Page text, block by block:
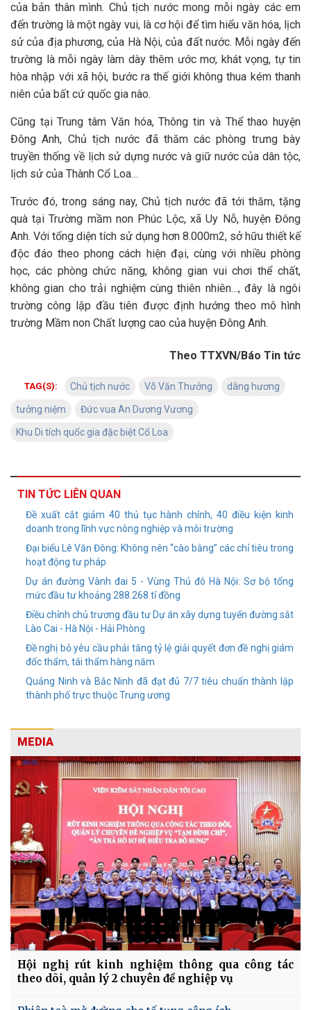
của bản thân mình. Chủ tịch nước mong mỗi ngày các em
đến trường là một ngày vui, là cơ hội để tìm hiểu văn hóa, lịch
sử của địa phương, của Hà Nội, của đất nước. Mỗi ngày đến
trường là mỗi ngày làm dày thêm ước mơ, khát vọng, tự tin
hòa nhập với xã hội, bước ra thế giới không thua kém thanh
niên của bất cứ quốc gia nào.
Cũng tại Trung tâm Văn hóa, Thông tin và Thể thao huyện
Đông Anh, Chủ tịch nước đã thăm các phòng trưng bày
truyền thống về lịch sử dựng nước và giữ nước của dân tộc,
lịch sử của Thành Cổ Loa…
Trước đó, trong sáng nay, Chủ tịch nước đã tới thăm, tặng
quà tại Trường mầm non Phúc Lộc, xã Uy Nỗ, huyện Đông
Anh. Với tổng diện tích sử dụng hơn 8.000m2, sở hữu thiết kế
độc đáo theo phong cách hiện đại, cùng với nhiều phòng
học, các phòng chức năng, không gian vui chơi thể chất,
không gian cho trải nghiệm cùng thiên nhiên…, đây là ngôi
trường công lập đầu tiên được định hướng theo mô hình
trường Mầm non Chất lượng cao của huyện Đông Anh.
Theo TTXVN/Báo Tin tức
TAG(S): Chủ tịch nước Võ Văn Thưởng dâng hương
tưởng niệm Đức vua An Dương Vương
Khu Di tích quốc gia đặc biệt Cổ Loa
TIN TỨC LIÊN QUAN
Đề xuất cắt giảm 40 thủ tục hành chính, 40 điều kiện kinh
doanh trong lĩnh vực nông nghiệp và môi trường
Đại biểu Lê Văn Đông: Không nên “cào bằng” các chỉ tiêu trong
hoạt động tư pháp
Dự án đường Vành đai 5 - Vùng Thủ đô Hà Nội: Sơ bộ tổng
mức đầu tư khoảng 288.268 tỉ đồng
Điều chỉnh chủ trương đầu tư Dự án xây dựng tuyến đường sắt
Lào Cai - Hà Nội - Hải Phòng
Đề nghị bỏ yêu cầu phải tăng tỷ lệ giải quyết đơn đề nghị giám
đốc thẩm, tái thẩm hàng năm
Quảng Ninh và Bắc Ninh đã đạt đủ 7/7 tiêu chuẩn thành lập
thành phố trực thuộc Trung ương
MEDIA
Hội nghị rút kinh nghiệm thông qua công tác
theo dõi, quản lý 2 chuyên đề nghiệp vụ